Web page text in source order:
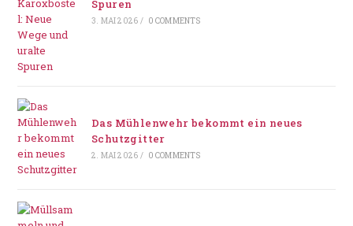
Spuren
3. MAI 2026 / 0 COMMENTS
Das Mühlenwehr bekommt ein neues
Schutzgitter
2. MAI 2026 / 0 COMMENTS